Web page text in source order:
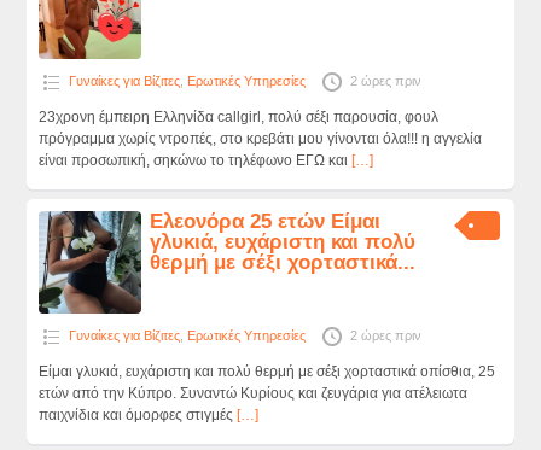
Γυναίκες για Βίζιτες, Ερωτικές Υπηρεσίες 2 ώρες πριν
23χρονη έμπειρη Ελληνίδα callgirl, πολύ σέξι παρουσία, φουλ
πρόγραμμα χωρίς ντροπές, στο κρεβάτι μου γίνονται όλα!!! η αγγελία
είναι προσωπική, σηκώνω το τηλέφωνο ΕΓΩ και […]
Ελεονόρα 25 ετών Είμαι
γλυκιά, ευχάριστη και πολύ
θερμή με σέξι χορταστικά...
Γυναίκες για Βίζιτες, Ερωτικές Υπηρεσίες 2 ώρες πριν
Είμαι γλυκιά, ευχάριστη και πολύ θερμή με σέξι χορταστικά οπίσθια, 25
ετών από την Κύπρο. Συναντώ Κυρίους και ζευγάρια για ατέλειωτα
παιχνίδια και όμορφες στιγμές […]